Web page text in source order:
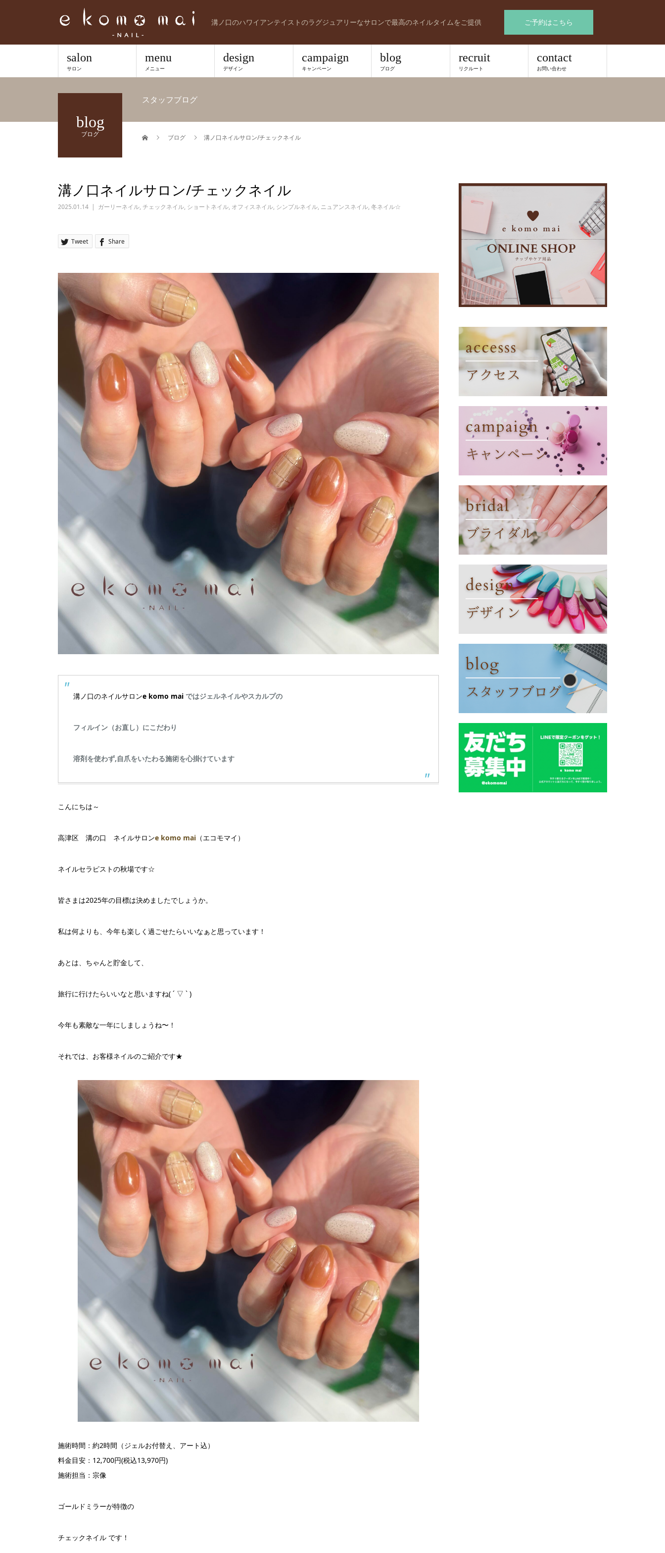
溝ノ口のハワイアンテイストのラグジュアリーなサロンで最高のネイルタイムをご提供 ご予約はこちら
salon
サロン
menu
メニュー
design
デザイン
campaign
キャンペーン
blog
ブログ
recruit
リクルート
contact
お問い合わせ
blog
ブログ
スタッフブログ
ブログ 溝ノ口ネイルサロン/チェックネイル
溝ノ口ネイルサロン/チェックネイル
2025.01.14 ガーリーネイル, チェックネイル, ショートネイル, オフィスネイル, シンプルネイル, ニュアンスネイル, 冬ネイル☆
Tweet Share
溝ノ口のネイルサロンe komo mai ではジェルネイルやスカルプの
フィルイン（お直し）にこだわり
溶剤を使わず,自爪をいたわる施術を心掛けています
こんにちは～
高津区 溝の口 ネイルサロンe komo mai （エコモマイ）
ネイルセラピストの秋場です☆
皆さまは2025年の目標は決めましたでしょうか。
私は何よりも、今年も楽しく過ごせたらいいなぁと思っています！
あとは、ちゃんと貯金して、
旅行に行けたらいいなと思いますね( ´ ▽ ` )
今年も素敵な一年にしましょうね〜！
それでは、お客様ネイルのご紹介です★
施術時間：約2時間（ジェルお付替え、アート込）
料金目安：12,700円(税込13,970円)
施術担当：宗像
ゴールドミラーが特徴の
チェックネイル です！